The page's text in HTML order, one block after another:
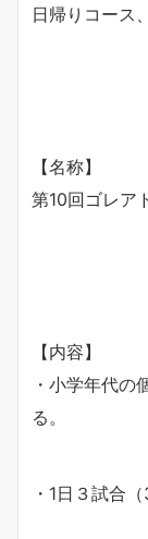
日帰りコース
【名称】
第10回ゴレア
【内容】
・小学年代の
る。
・1日３試合